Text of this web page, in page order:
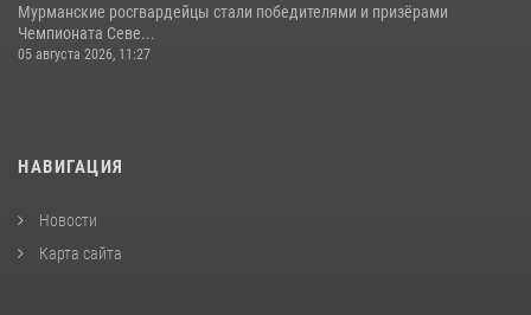
Мурманские росгвардейцы стали победителями и призёрами
Чемпионата Севе...
05 августа 2026, 11:27
НАВИГАЦИЯ
Новости
Карта сайта